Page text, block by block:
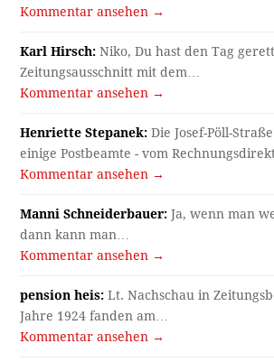
Kommentar ansehen →
Karl Hirsch: Niko, Du hast den Tag
Zeitungsausschnitt mit dem…
Kommentar ansehen →
Henriette Stepanek: Die Josef-Pöll-
einige Postbeamte - vom
Kommentar ansehen →
Manni Schneiderbauer: Ja, wenn man
dann kann man…
Kommentar ansehen →
pension heis: Lt. Nachschau in
Jahre 1924 fanden am…
Kommentar ansehen →